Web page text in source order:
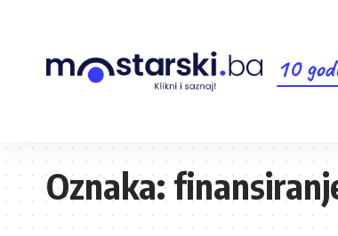
10
Oznaka: